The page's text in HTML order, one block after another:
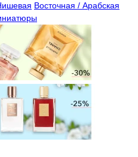
Восточная / Арабская